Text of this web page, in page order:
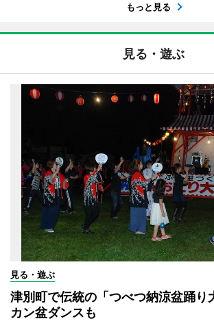
もっと見る
見る・遊ぶ
見る・遊ぶ
津別町で伝統の「つべつ納涼盆踊
カン盆ダンスも